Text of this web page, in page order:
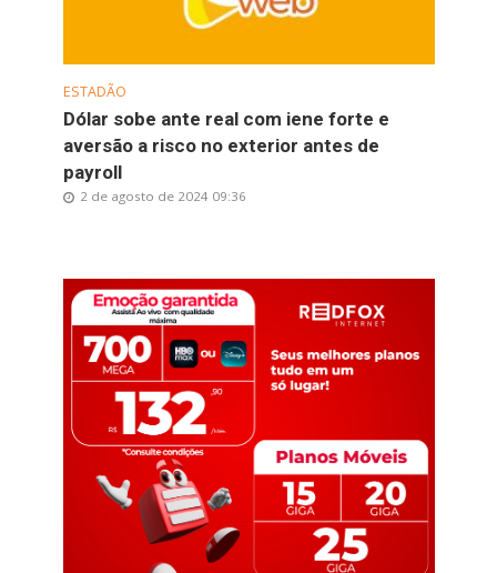
ESTADÃO
Dólar sobe ante real com iene forte e
aversão a risco no exterior antes de
payroll
2 de agosto de 2024 09:36